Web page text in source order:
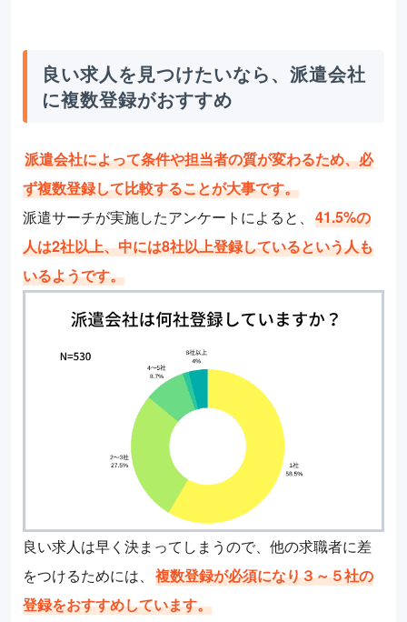
良い求人を見つけたいなら、派遣会社
に複数登録がおすすめ
派遣会社によって条件や担当者の質が変わるため、必
ず複数登録して比較することが大事です。
派遣サーチが実施したアンケートによると、 41.5%の
人は2社以上、中には8社以上登録しているという人も
いるようです。
良い求人は早く決まってしまうので、他の求職者に差
をつけるためには、 複数登録が必須になり３～５社の
登録をおすすめしています。